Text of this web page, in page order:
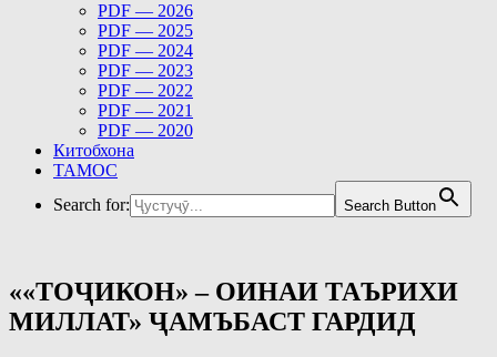
PDF — 2026
PDF — 2025
PDF — 2024
PDF — 2023
PDF — 2022
PDF — 2021
PDF — 2020
Китобхона
ТАМОС
Search for:
Search Button
««ТОҶИКОН» – ОИНАИ ТАЪРИХИ
МИЛЛАТ» ҶАМЪБАСТ ГАРДИД